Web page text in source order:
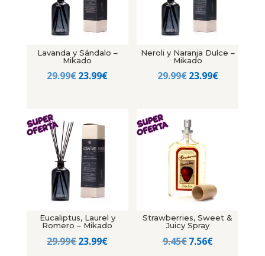
Lavanda y Sándalo –
Mikado
29.99€El
era:
29.99€.
23.99€El
23.99€.
Neroli y Naranja Dulce –
Mikado
29.99€El
era:
29.99€.
23.99€El
Eucaliptus, Laurel y
Romero – Mikado
29.99€El
23.99€El
Strawberries, Sweet &
Juicy Spray
9.45€El
7.56€El